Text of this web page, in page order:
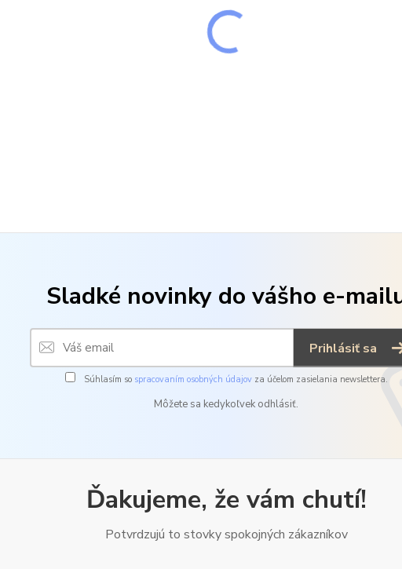
Sladké novinky do vášho e-
Prihlásiť sa
Súhlasím so spracovaním osobných údajovza účelom zasielania newslettera.
Môžete sa kedykoľvek odhlásiť.
Ďakujeme, že vám chutí!
Potvrdzujú to stovky spokojných zákazníkov